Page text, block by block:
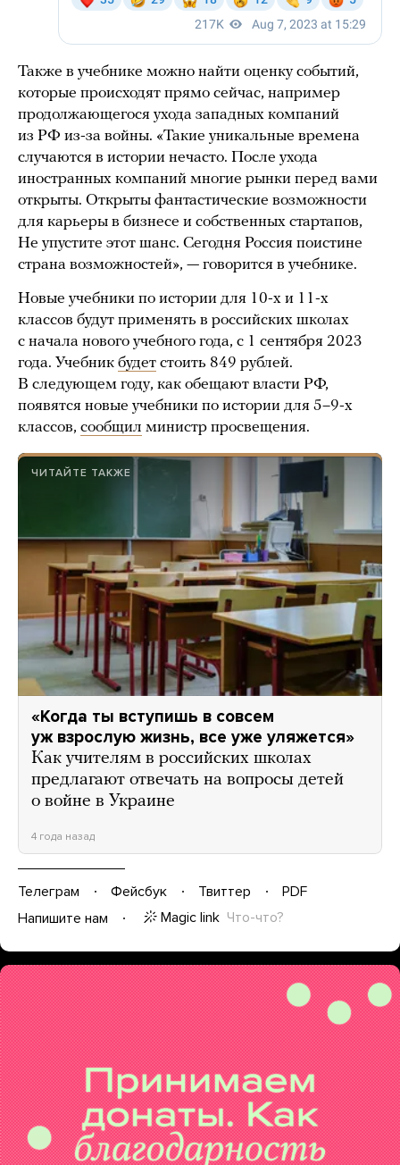
Также в учебнике можно найти оценку событий,
которые происходят прямо сейчас, например
продолжающегося ухода западных компаний
из РФ из-за войны. «Такие уникальные времена
случаются в истории нечасто. После ухода
иностранных компаний многие рынки перед вами
открыты. Открыты фантастические возможности
для карьеры в бизнесе и собственных стартапов,
Не упустите этот шанс. Сегодня Россия поистине
страна возможностей», — говорится в учебнике.
Новые учебники по истории для 10-х и 11-х
классов будут применять в российских школах
с начала нового учебного года, с 1 сентября 2023
года. Учебник будет стоить 849 рублей.
В следующем году, как обещают власти РФ,
появятся новые учебники по истории для 5–9-х
классов, сообщил министр просвещения.
ЧИТАЙТЕ ТАКЖЕ
«Когда ты вступишь в совсем
уж взрослую жизнь, все уже уляжется»
Как учителям в российских школах
предлагают отвечать на вопросы детей
о войне в Украине
4 года назад
Телеграм Фейсбук Твиттер
PDF
Напишите нам
Magic link Что-что?